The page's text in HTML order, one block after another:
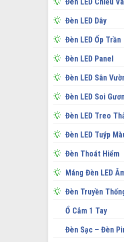
Đèn LED Dây
Đèn LED Ốp Trần
Đèn LED Panel
Đèn LED Sân
Đèn LED Soi
Đèn LED Treo
Đèn LED Tuýp
Đèn Thoát Hiểm
Máng Đèn LED
Đèn Truyền
Ổ Cắm 1 Tay
Đèn Sạc – Đèn